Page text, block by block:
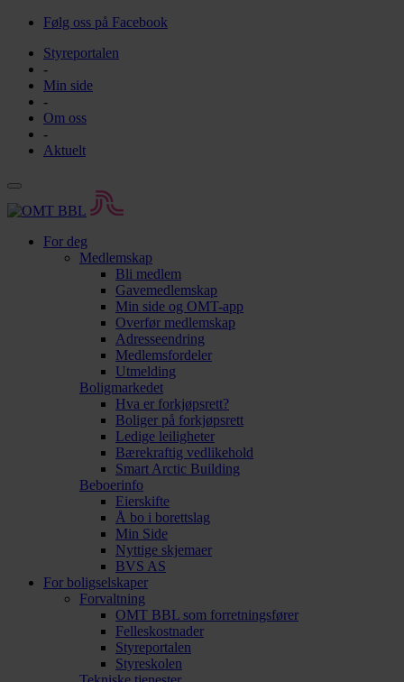
Følg oss på Facebook
Styreportalen
-
Min side
-
Om oss
-
Aktuelt
For deg
Medlemskap
Bli medlem
Gavemedlemskap
Min side og OMT-app
Overfør medlemskap
Adresseendring
Medlemsfordeler
Utmelding
Boligmarkedet
Hva er forkjøpsrett?
Boliger på forkjøpsrett
Ledige leiligheter
Bærekraftig vedlikehold
Smart Arctic Building
Beboerinfo
Eierskifte
Å bo i borettslag
Min Side
Nyttige skjemaer
BVS AS
For boligselskaper
Forvaltning
OMT BBL som forretningsfører
Felleskostnader
Styreportalen
Styreskolen